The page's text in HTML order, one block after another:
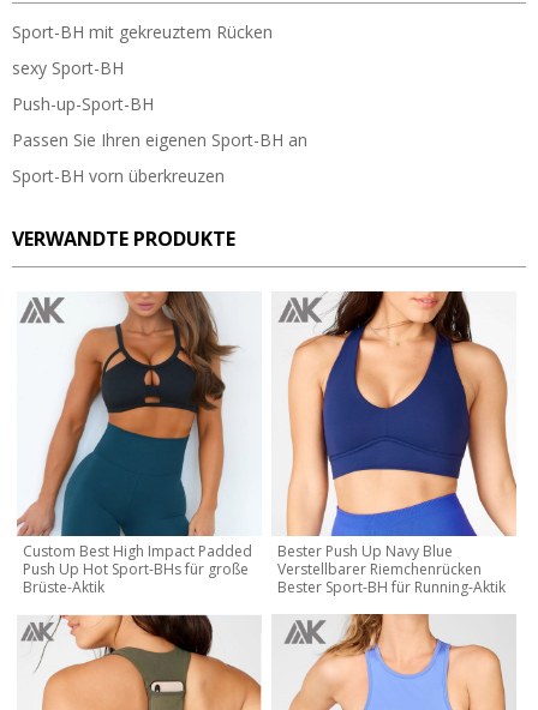
Sport-BH mit gekreuztem Rücken
sexy Sport-BH
Push-up-Sport-BH
Passen Sie Ihren eigenen Sport-BH an
Sport-BH vorn überkreuzen
VERWANDTE PRODUKTE
Custom Best High Impact Padded
Push Up Hot Sport-BHs für große
Brüste-Aktik
Bester Push Up Navy Blue
Verstellbarer Riemchenrücken
Bester Sport-BH für Running-Aktik